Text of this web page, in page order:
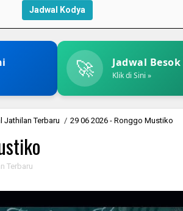
Jadwal Kodya
🚀 Jadwal Besok
Klik di Sini »
Jathilan Terbaru / 29 06 2026 - Ronggo Mustiko
Terbaru